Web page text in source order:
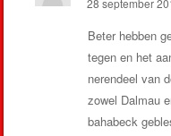
Beter hebben
tegen en het
nerendeel van
zowel Dalmau
bahabeck